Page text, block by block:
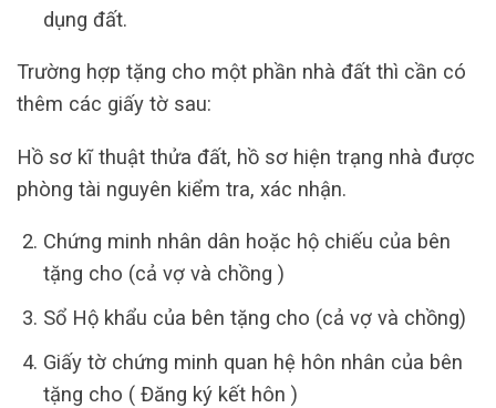
dụng đất.
Trường hợp tặng cho một phần nhà đất thì cần có
thêm các giấy tờ sau:
Hồ sơ kĩ thuật thửa đất, hồ sơ hiện trạng nhà được
phòng tài nguyên kiểm tra, xác nhận.
Chứng minh nhân dân hoặc hộ chiếu của bên
tặng cho (cả vợ và chồng )
Sổ Hộ khẩu của bên tặng cho (cả vợ và chồng)
Giấy tờ chứng minh quan hệ hôn nhân của bên
tặng cho ( Đăng ký kết hôn )